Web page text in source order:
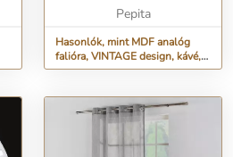
Pepita
Hasonlók, mint MDF analóg
falióra, VINTAGE design, kávé,
MCT 60.3045.12